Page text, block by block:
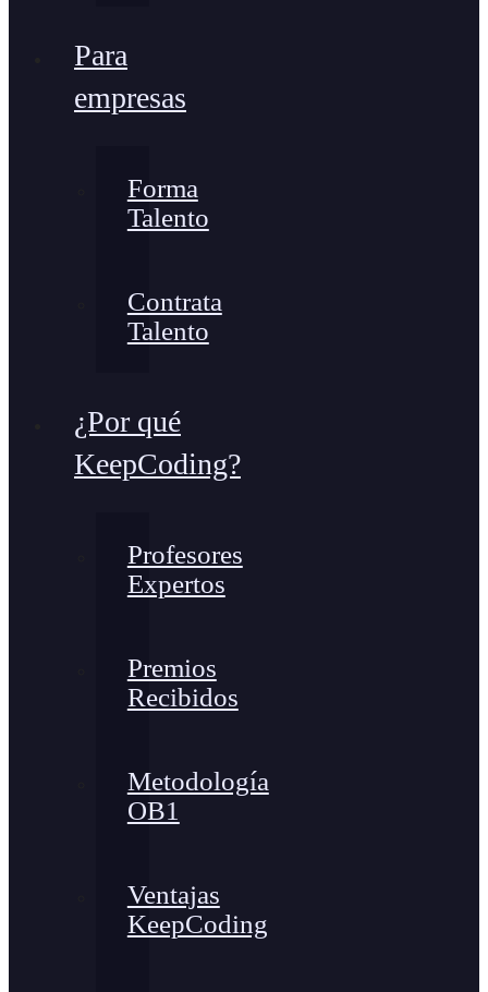
Para
empresas
Forma
Talento
Contrata
Talento
¿Por qué
KeepCoding?
Profesores
Expertos
Premios
Recibidos
Metodología
OB1
Ventajas
KeepCoding